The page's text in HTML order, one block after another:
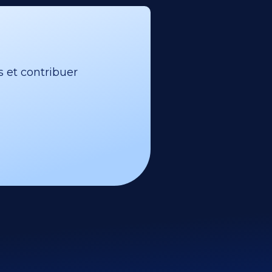
et contribuer